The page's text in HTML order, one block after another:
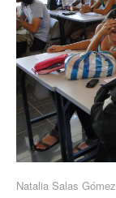
Natalia Salas Gómez